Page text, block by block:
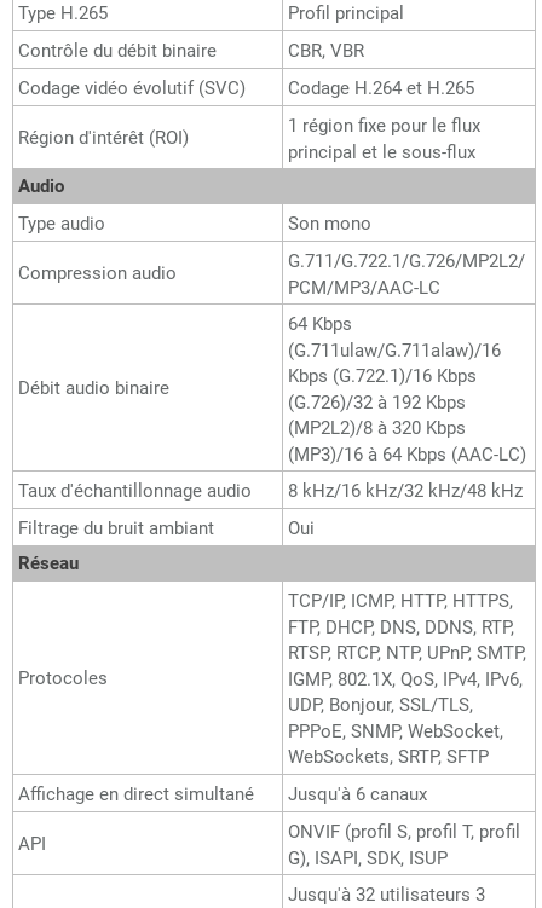
Type H.265
Profil principal
Contrôle du débit binaire
CBR, VBR
Codage vidéo évolutif (SVC)
Codage H.264 et H.265
Région d'intérêt (ROI)
1 région fixe pour le flux
principal et le sous-flux
Audio
Type audio
Son mono
Compression audio
G.711/G.722.1/G.726/MP2L2/
PCM/MP3/AAC-LC
Débit audio binaire
64 Kbps
(G.711ulaw/G.711alaw)/16
Kbps (G.722.1)/16 Kbps
(G.726)/32 à 192 Kbps
(MP2L2)/8 à 320 Kbps
(MP3)/16 à 64 Kbps (AAC-LC)
Taux d'échantillonnage audio
8 kHz/16 kHz/32 kHz/48 kHz
Filtrage du bruit ambiant
Oui
Réseau
Protocoles
TCP/IP, ICMP, HTTP, HTTPS,
FTP, DHCP, DNS, DDNS, RTP,
RTSP, RTCP, NTP, UPnP, SMTP,
IGMP, 802.1X, QoS, IPv4, IPv6,
UDP, Bonjour, SSL/TLS,
PPPoE, SNMP, WebSocket,
WebSockets, SRTP, SFTP
Affichage en direct simultané
Jusqu'à 6 canaux
API
ONVIF (profil S, profil T, profil
G), ISAPI, SDK, ISUP
Jusqu'à 32 utilisateurs 3